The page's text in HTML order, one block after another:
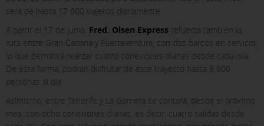
será de hasta 17 600 viajeros diariamente.
A partir el 17 de junio, Fred. Olsen Express refuerza también la
ruta entre Gran Canaria y Fuerteventura, con dos barcos en servicio,
lo que permitirá realizar cuatro conexiones diarias desde cada isla.
De esta forma, podrán disfrutar de este trayecto hasta 9 900
personas al día.
Asimismo, entre Tenerife y La Gomera se contará, desde el próximo
mes, con ocho conexiones diarias, es decir, cuatro salidas desde
X
CONFIGURACIÓN DE COOKIES
ACEPTAR TODAS